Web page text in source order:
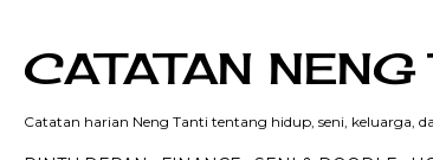
CATATAN NENG
Catatan harian Neng Tanti tentang hidup, seni, keluarga,